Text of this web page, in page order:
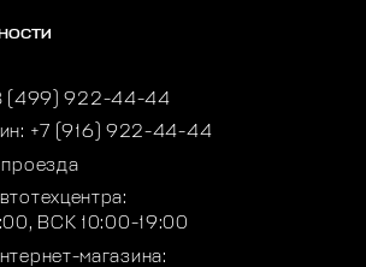
(499) 922-44-44
+7 (916) 922-44-44
ВСК 10:00-19:00
магазина: